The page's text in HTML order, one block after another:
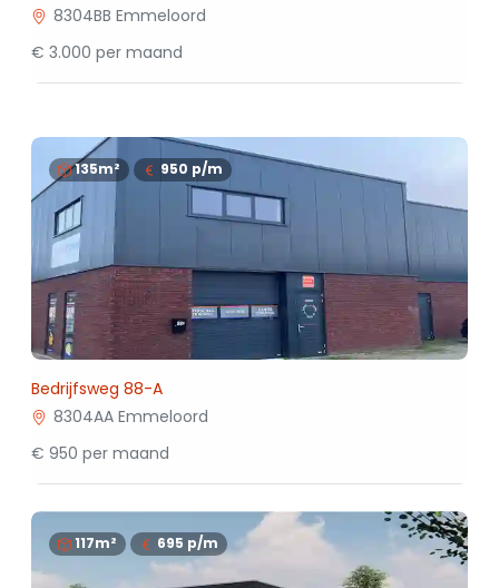
8304BB Emmeloord
€ 3.000 per maand
135m² 950 p/m
Bedrijfsweg 88-A
8304AA Emmeloord
€ 950 per maand
117m² 695 p/m